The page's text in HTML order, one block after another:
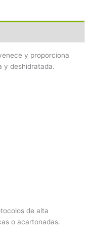
y proporciona
y deshidratada.
de alta
o acartonadas.